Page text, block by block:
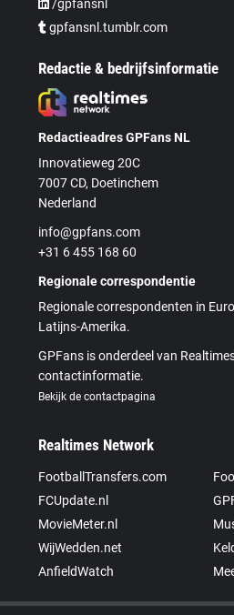
/gpfansnl
gpfansnl.tumblr.com
Redactie & bedrijfsinformatie
Redactieadres GPFans NL
Innovatieweg 20C
7007 CD, Doetinchem
Nederland
info@gpfans.com
+31 6 455 168 60
Regionale correspondentie
Regionale correspondenten in
Latijns-Amerika.
GPFans is onderdeel van
contactinformatie.
Bekijk de contactpagina
Realtimes Network
FootballTransfers.com
FCUpdate.nl
MovieMeter.nl
WijWedden.net
AnfieldWatch